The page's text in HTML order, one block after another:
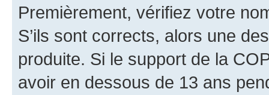
Premièrement, vérifiez votre
S’ils sont corrects, alors une
produite. Si le support de la
avoir en dessous de 13 ans